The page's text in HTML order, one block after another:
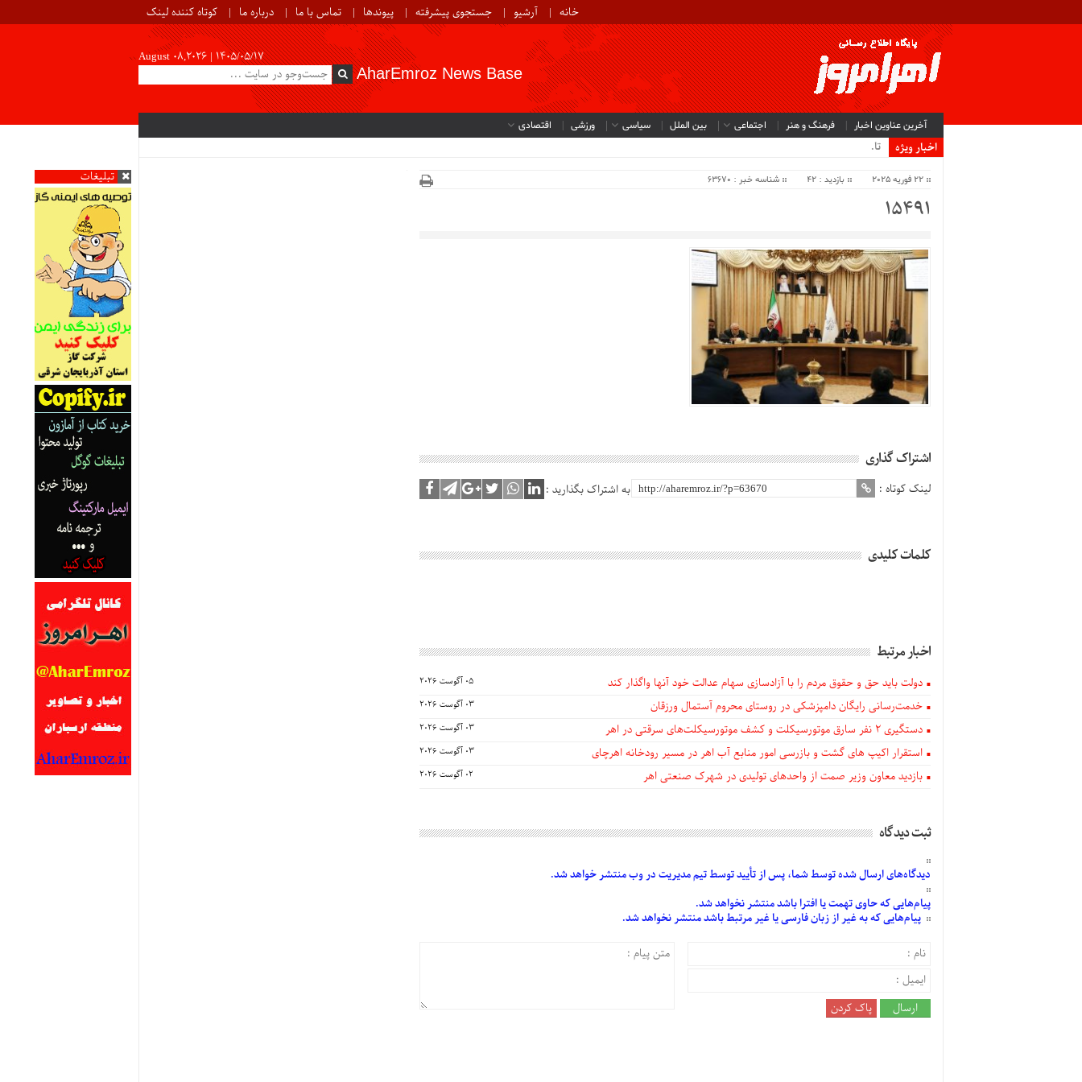
خانه آرشیو جستجوی پیشرفته پیوندها تماس با ما درباره ما کوتاه کننده لینک
August 08,2026 | ۱۴۰۵/۰۵/۱۷
AharEmroz News Base
آخرین عناوین اخبار فرهنگ و هنر اجتماعی بین الملل سیاسی ورزشی اقتصادی
اخبار ویژه
تاکید مد.
تبلیغات
22 فوریه 2025 بازدید : 42 شناسه خبر : 63670
15491
اشتراک گذاری
لینک کوتاه : به اشتراک بگذارید :
کلمات کلیدی
اخبار مرتبط
دولت باید حق و حقوق مردم را با آزادسازی سهام عدالت خود آنها واگذار کند 05 آگوست 2026
خدمت‌رسانی رایگان دامپزشکی در روستای محروم آستمال ورزقان 03 آگوست 2026
دستگيری ۲ نفر سارق موتورسیکلت و کشف موتورسیکلت‌های سرقتی در اهر 03 آگوست 2026
استقرار اکیپ های گشت و بازرسی امور منابع آب اهر در مسیر رودخانه اهرچای 03 آگوست 2026
بازدید معاون وزیر صمت از واحدهای تولیدی در شهرک صنعتی اهر 02 آگوست 2026
ثبت دیدگاه
دیدگاه‌هایارسالشدهتوسط شما، پس از تأییدتوسط تیم مدیریت در وب منتشر خواهد شد.
پیام‌هاییکه حاوی تهمت یا افترا باشد منتشر نخواهد شد.
پیام‌هاییکه به غیر از زبان فارسی یا غیر مرتبط باشد منتشر نخواهد شد.